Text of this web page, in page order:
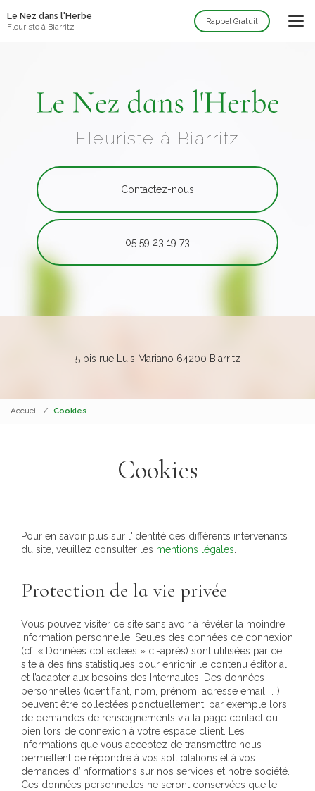
au
contenu
Le Nez dans l'Herbe
Fleuriste à Biarritz
Rappel Gratuit
Fleuriste à Biarritz
Contactez-nous
05 59 23 19 73
5 bis rue Luis Mariano 64200 Biarritz
Accueil Cookies
Cookies
Pour en savoir plus sur l'identité des différents intervenants
du site, veuillez consulter les mentions légales
Protection de la vie privée
Vous pouvez visiter ce site sans avoir à révéler la moindre
information personnelle. Seules des données de connexion
(cf. « Données collectées » ci-après) sont utilisées par ce
site à des fins statistiques pour enrichir le contenu éditorial
et l’adapter aux besoins des Internautes. Des données
personnelles (identifiant, nom, prénom, adresse email, ….)
peuvent être collectées ponctuellement, par exemple lors
de demandes de renseignements via la page contact ou
bien lors de connexion à votre espace client. Les
informations que vous acceptez de transmettre nous
permettent de répondre à vos sollicitations et à vos
demandes d’informations sur nos services et notre société.
Ces données personnelles ne seront conservées que le